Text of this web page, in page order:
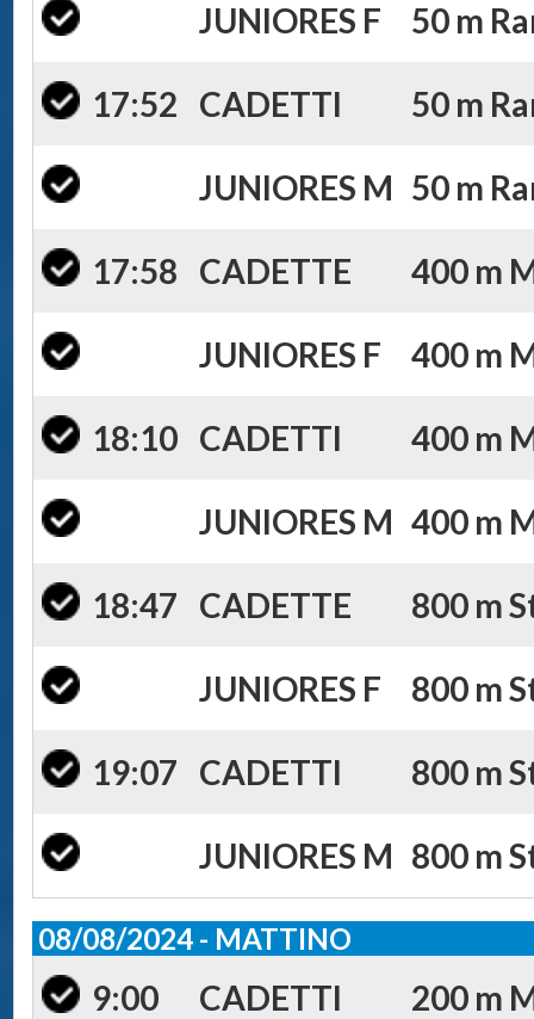
JUNIORES F 50 m
17:52 CADETTI 50 m
JUNIORES M 50 m
17:58 CADETTE 400 m
JUNIORES F 400 m
18:10 CADETTI 400 m
JUNIORES M 400 m
18:47 CADETTE 800 m
JUNIORES F 800 m
19:07 CADETTI 800 m
JUNIORES M 800 m
08/08/2024 - MATTINO
9:00 CADETTI 200 m